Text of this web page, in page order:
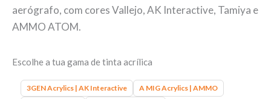
aerógrafo, com cores Vallejo, AK Interactive, Tamiya e
AMMO ATOM.
Escolhe a tua gama de tinta acrílica
3GEN Acrylics | AK Interactive
A MIG Acrylics | AMMO